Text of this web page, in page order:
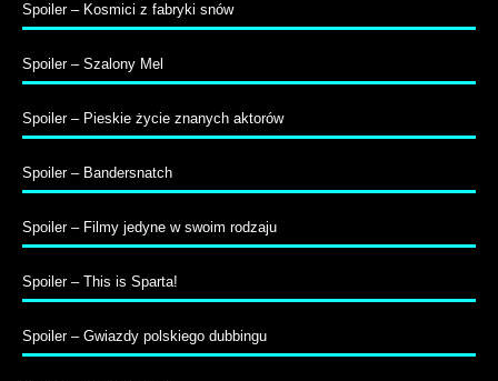
Spoiler – Kosmici z fabryki snów
Spoiler – Szalony Mel
Spoiler – Pieskie życie znanych aktorów
Spoiler – Bandersnatch
Spoiler – Filmy jedyne w swoim rodzaju
Spoiler – This is Sparta!
Spoiler – Gwiazdy polskiego dubbingu